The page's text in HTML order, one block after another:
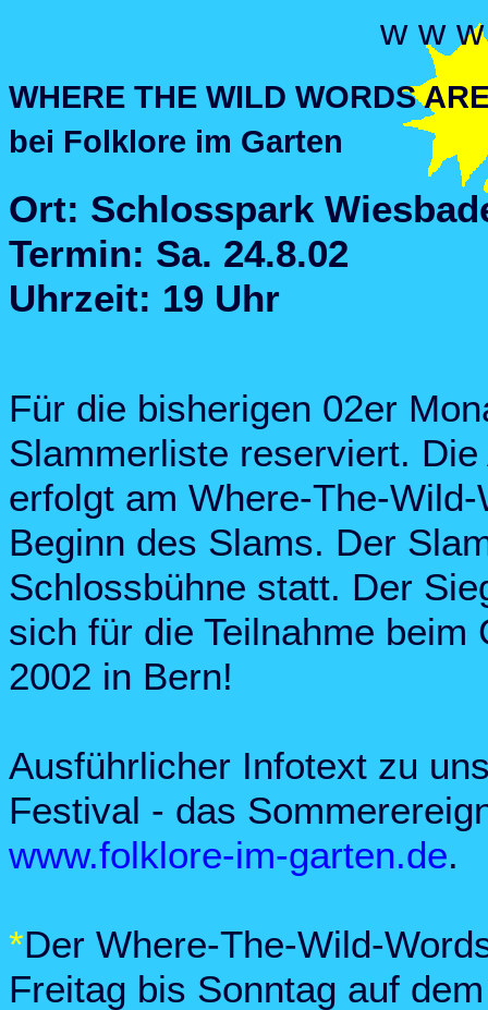
w w
WHERE THE WILD WORDS
bei Folklore im Garten
Ort: Schlosspark
Termin: Sa. 24.8.02
Uhrzeit: 19 Uhr
Für die bisherigen 02er
Slammerliste reserviert.
erfolgt am Where-The-
Beginn des Slams. Der
Schlossbühne statt. Der
sich für die Teilnahme
2002 in Bern!
Ausführlicher Infotext zu
Festival - das
www.folklore-im-garten.de.
*Der Where-The-Wild-
Freitag bis Sonntag auf